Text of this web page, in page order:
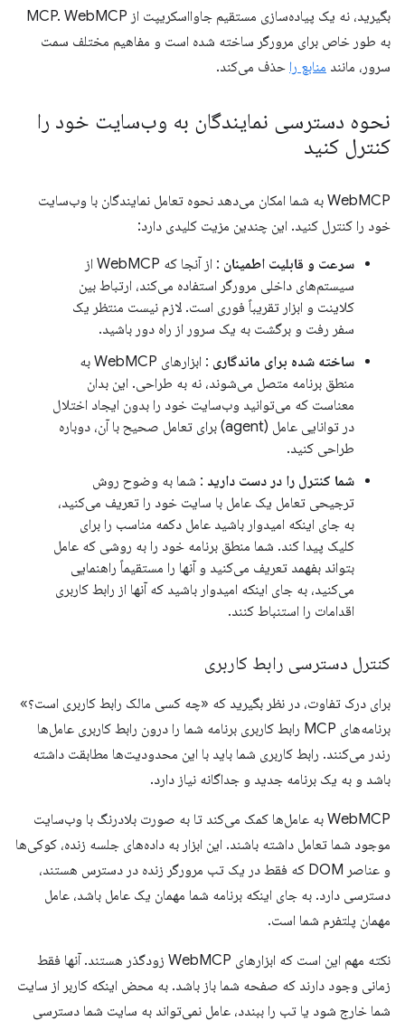
بگیرید، نه یک پیاده‌سازی مستقیم جاوااسکریپت از MCP. WebMCP
به طور خاص برای مرورگر ساخته شده است و مفاهیم مختلف سمت
سرور، مانند منابع را حذف می‌کند.
نحوه دسترسی نمایندگان به وب‌سایت خود را
کنترل کنید
WebMCP به شما امکان می‌دهد نحوه تعامل نمایندگان با وب‌سایت
خود را کنترل کنید. این چندین مزیت کلیدی دارد:
سرعت و قابلیت اطمینان
: از آنجا که WebMCP از
سیستم‌های داخلی مرورگر استفاده می‌کند، ارتباط بین
کلاینت و ابزار تقریباً فوری است. لازم نیست منتظر یک
سفر رفت و برگشت به یک سرور از راه دور باشید.
ساخته شده برای ماندگاری
: ابزارهای WebMCP به
منطق برنامه متصل می‌شوند، نه به طراحی. این بدان
معناست که می‌توانید وب‌سایت خود را بدون ایجاد اختلال
در توانایی عامل (agent) برای تعامل صحیح با آن، دوباره
طراحی کنید.
شما کنترل را در دست دارید : شما به وضوح روش
ترجیحی تعامل یک عامل با سایت خود را تعریف می‌کنید،
به جای اینکه امیدوار باشید عامل دکمه مناسب را برای
کلیک پیدا کند. شما منطق برنامه خود را به روشی که عامل
بتواند بفهمد تعریف می‌کنید و آنها را مستقیماً راهنمایی
می‌کنید، به جای اینکه امیدوار باشید که آنها از رابط کاربری
اقدامات را استنباط کنند.
کنترل دسترسی رابط کاربری
برای درک تفاوت، در نظر بگیرید که «چه کسی مالک رابط کاربری است؟»
برنامه‌های MCP رابط کاربری برنامه شما را درون رابط کاربری عامل‌ها
رندر می‌کنند. رابط کاربری شما باید با این محدودیت‌ها مطابقت داشته
باشد و به یک برنامه جدید و جداگانه نیاز دارد.
WebMCP به عامل‌ها کمک می‌کند تا به صورت بلادرنگ با وب‌سایت
موجود شما تعامل داشته باشند. این ابزار به داده‌های جلسه زنده، کوکی‌ها
و عناصر DOM که فقط در یک تب مرورگر زنده در دسترس هستند،
دسترسی دارد. به جای اینکه برنامه شما مهمان یک عامل باشد، عامل
مهمان پلتفرم شما است.
نکته مهم این است که ابزارهای WebMCP زودگذر هستند. آنها فقط
زمانی وجود دارند که صفحه شما باز باشد. به محض اینکه کاربر از سایت
شما خارج شود یا تب را ببندد، عامل نمی‌تواند به سایت شما دسترسی